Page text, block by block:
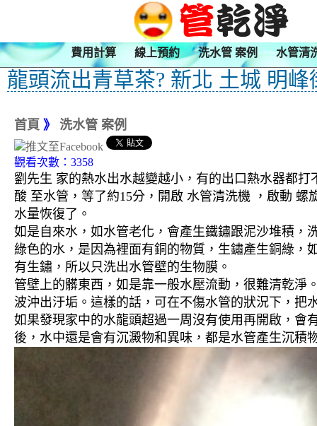
費用計算 線上預約 洗水管 案例 水管清
龍頭流出青草茶? 新北 土城 明峰
首頁 》 洗水管 案例
觀看次數：3358
劉先生 家的熱水出水越變越小，有的出口熱水器都
酸 至水管，等了約15分，開啟 水管清洗機 ，啟動
水量恢復了。
如是自來水，如水管老化，會產生鐵鏽跟泥沙堆積，
綠色的水，是因為裡面有銅的物質，生鏽產生銅綠，
有生鏽，所以只洗出水管壁的生物膜。
管壁上的髒東西，如是靠一般水壓流動，很難清乾
波沖出汙垢。這樣的話，可在不傷水管的狀況下，把
如果發現家中的水龍頭超過一周沒有使用再開啟，會
後，水中還是會有沉澱物和異味，都是水管產生沉積